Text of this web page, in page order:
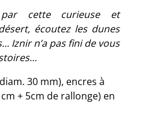
par cette curieuse et
écoutez les dunes
Iznir n’a pas fini de vous
30 mm), encres à
+ 5cm de rallonge) en